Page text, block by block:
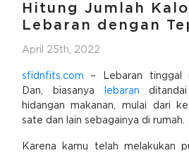
Hitung Jumlah
Lebaran dengan
April 25th, 2022
sfidnfits.com – Lebaran tinggal
Dan, biasanya
lebaran
hidangan makanan, mulai dari
sate dan lain sebagainya di rumah.
Karena kamu telah melakukan